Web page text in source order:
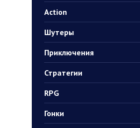
Action
Шутеры
Приключения
Стратегии
RPG
Гонки